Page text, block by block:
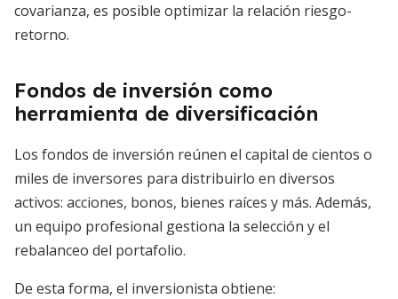
covarianza, es posible optimizar la relación riesgo-
retorno.
Fondos de inversión como
herramienta de diversificación
Los fondos de inversión reúnen el capital de cientos o
miles de inversores para distribuirlo en diversos
activos: acciones, bonos, bienes raíces y más. Además,
un equipo profesional gestiona la selección y el
rebalanceo del portafolio.
De esta forma, el inversionista obtiene: